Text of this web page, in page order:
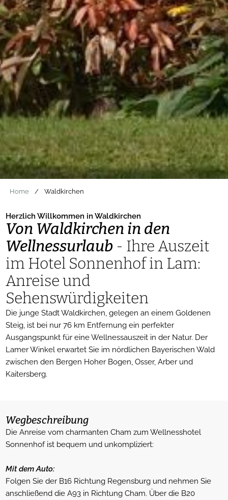
Home / Waldkirchen
Herzlich Willkommen in Waldkirchen
Von Waldkirchen in den
Wellnessurlaub - Ihre Auszeit
im Hotel Sonnenhof in Lam:
Anreise und
Sehenswürdigkeiten
Die junge Stadt Waldkirchen, gelegen an einem Goldenen
Steig, ist bei nur 76 km Entfernung ein perfekter
Ausgangspunkt für eine Wellnessauszeit in der Natur. Der
Lamer Winkel erwartet Sie im nördlichen Bayerischen Wald
zwischen den Bergen Hoher Bogen, Osser, Arber und
Kaitersberg.
Wegbeschreibung
Die Anreise vom charmanten Cham zum Wellnesshotel
Sonnenhof ist bequem und unkompliziert:
Mit dem Auto:
Folgen Sie der B16 Richtung Regensburg und nehmen Sie
anschließend die A93 in Richtung Cham. Über die B20